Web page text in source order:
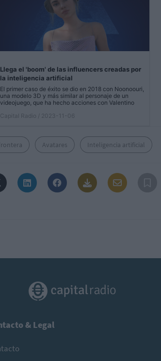
Llega el 'boom' de las influencers creadas por
la inteligencia artificial
El primer caso de éxito se dio en 2018 con Noonoouri,
una modelo 3D y más similar al personaje de un
videojuego, que ha hecho acciones con Valentino
Capital Radio
/ 2023-11-06
Avatares Inteligencia artificial
& Legal